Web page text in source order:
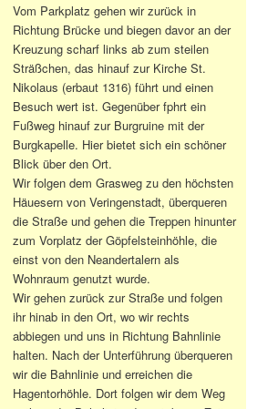
Vom Parkplatz gehen wir zurück in
Richtung Brücke und biegen davor an der
Kreuzung scharf links ab zum steilen
Sträßchen, das hinauf zur Kirche St.
Nikolaus (erbaut 1316) führt und einen
Besuch wert ist. Gegenüber fphrt ein
Fußweg hinauf zur Burgruine mit der
Burgkapelle. Hier bietet sich ein schöner
Blick über den Ort.
Wir folgen dem Grasweg zu den höchsten
Häuesern von Veringenstadt, überqueren
die Straße und gehen die Treppen hinunter
zum Vorplatz der Göpfelsteinhöhle, die
einst von den Neandertalern als
Wohnraum genutzt wurde.
Wir gehen zurück zur Straße und folgen
ihr hinab in den Ort, wo wir rechts
abbiegen und uns in Richtung Bahnlinie
halten. Nach der Unterführung überqueren
wir die Bahnlinie und erreichen die
Hagentorhöhle. Dort folgen wir dem Weg